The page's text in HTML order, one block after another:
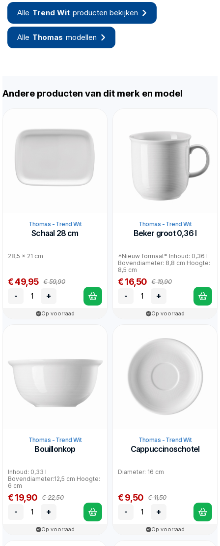
Alle Trend Wit producten bekijken
Alle Thomas modellen
Andere producten van dit merk en model
Thomas - Trend Wit
Schaal 28 cm
28,5 x 21 cm
€ 49,95 € 59,90
- +
Op voorraad
Thomas - Trend Wit
Beker groot 0,36 l
*Nieuw formaat* Inhoud: 0,36 l
Bovendiameter: 8,8 cm Hoogte:
8,5 cm
€ 16,50 € 19,90
- +
Op voorraad
Thomas - Trend Wit
Bouillonkop
Inhoud: 0,33 l
Bovendiameter:12,5 cm Hoogte:
6 cm
€ 19,90 € 22,50
- +
Op voorraad
Thomas - Trend Wit
Cappuccinoschotel
Diameter: 16 cm
€ 9,50 € 11,50
- +
Op voorraad